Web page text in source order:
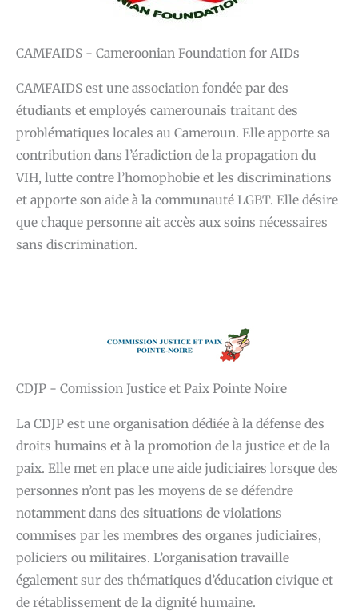
CAMFAIDS - Cameroonian Foundation for AIDs
CAMFAIDS est une association fondée par des
étudiants et employés camerounais traitant des
problématiques locales au Cameroun. Elle apporte sa
contribution dans l’éradiction de la propagation du
VIH, lutte contre l’homophobie et les discriminations
et apporte son aide à la communauté LGBT. Elle désire
que chaque personne ait accès aux soins nécessaires
sans discrimination.
CDJP - Comission Justice et Paix Pointe Noire
La CDJP est une organisation dédiée à la défense des
droits humains et à la promotion de la justice et de la
paix. Elle met en place une aide judiciaires lorsque des
personnes n’ont pas les moyens de se défendre
notamment dans des situations de violations
commises par les membres des organes judiciaires,
policiers ou militaires. L’organisation travaille
également sur des thématiques d’éducation civique et
de rétablissement de la dignité humaine.